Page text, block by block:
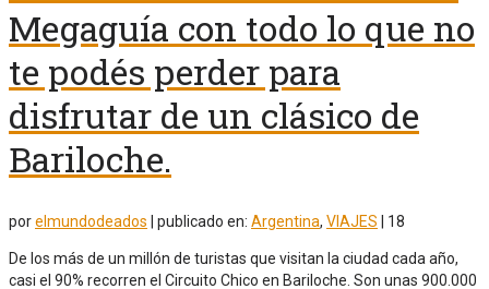
Megaguía con todo lo que no
te podés perder para
disfrutar de un clásico de
Bariloche.
porelmundodeados | publicado en: Argentina, VIAJES | 18
De los más de un millón de turistas que visitan la ciudad cada año,
casi el 90% recorren el Circuito Chico en Bariloche. Son unas 900.000